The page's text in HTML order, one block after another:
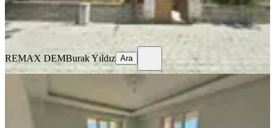
REMAX DEM Burak Yıldız
Ara
REMAX DEMBurak Yıldız Ara
🏡 Kiralık 2+1 Daire
Merkez, Kazım Karabekir Mahallesi